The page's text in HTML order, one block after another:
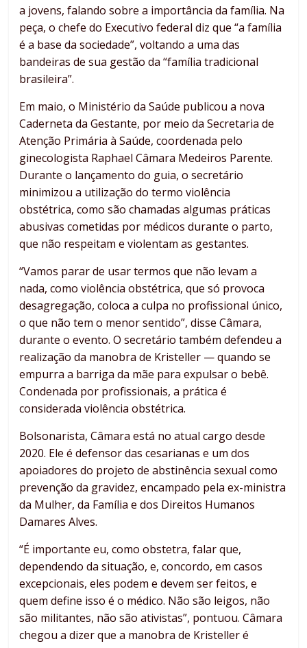
a jovens, falando sobre a importância da família. Na
peça, o chefe do Executivo federal diz que “a família
é a base da sociedade”, voltando a uma das
bandeiras de sua gestão da “família tradicional
brasileira”.
Em maio, o Ministério da Saúde publicou a nova
Caderneta da Gestante, por meio da Secretaria de
Atenção Primária à Saúde, coordenada pelo
ginecologista Raphael Câmara Medeiros Parente.
Durante o lançamento do guia, o secretário
minimizou a utilização do termo violência
obstétrica, como são chamadas algumas práticas
abusivas cometidas por médicos durante o parto,
que não respeitam e violentam as gestantes.
“Vamos parar de usar termos que não levam a
nada, como violência obstétrica, que só provoca
desagregação, coloca a culpa no profissional único,
o que não tem o menor sentido”, disse Câmara,
durante o evento. O secretário também defendeu a
realização da manobra de Kristeller — quando se
empurra a barriga da mãe para expulsar o bebê.
Condenada por profissionais, a prática é
considerada violência obstétrica.
Bolsonarista, Câmara está no atual cargo desde
2020. Ele é defensor das cesarianas e um dos
apoiadores do projeto de abstinência sexual como
prevenção da gravidez, encampado pela ex-ministra
da Mulher, da Família e dos Direitos Humanos
Damares Alves.
“É importante eu, como obstetra, falar que,
dependendo da situação, e, concordo, em casos
excepcionais, eles podem e devem ser feitos, e
quem define isso é o médico. Não são leigos, não
são militantes, não são ativistas”, pontuou. Câmara
chegou a dizer que a manobra de Kristeller é